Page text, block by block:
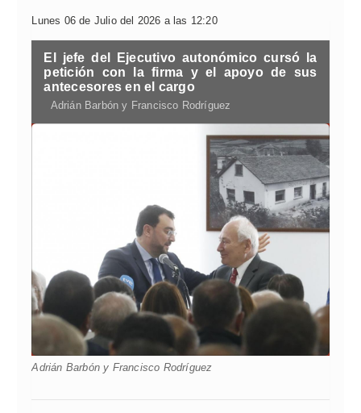
Lunes 06 de Julio del 2026 a las 12:20
El jefe del Ejecutivo autonómico cursó la
petición con la firma y el apoyo de sus
antecesores en el cargo
Adrián Barbón y Francisco Rodríguez
Adrián Barbón y Francisco Rodríguez